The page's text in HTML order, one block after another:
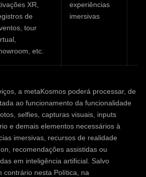
XR,
de
tour
etc.
experiências
imersivas
a metaKosmos poderá processar, de
ao funcionamento da funcionalidade
selfies, capturas visuais, inputs
e demais elementos necessários à
imersivas, recursos de realidade
recomendações assistidas ou
em inteligência artificial. Salvo
contrário nesta Política, na